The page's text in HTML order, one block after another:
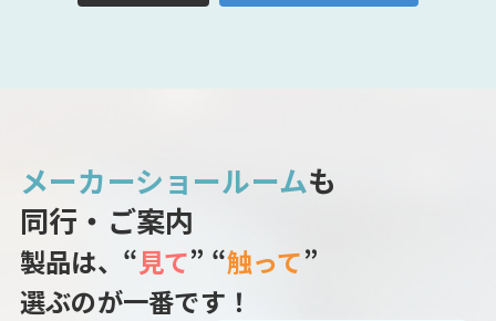
メーカーショールームも
同行・ご案内
製品は、“見て” “触って”
選ぶのが一番です！